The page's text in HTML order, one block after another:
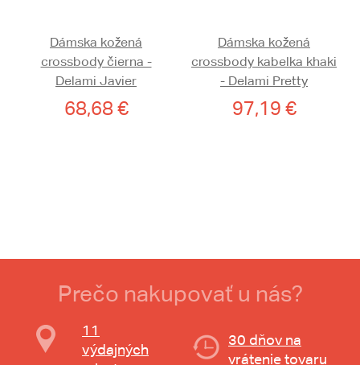
Dámska kožená
crossbody čierna -
Delami Javier
68,68 €
Dámska kožená
crossbody kabelka khaki
- Delami Pretty
97,19 €
Prečo nakupovať u nás?
11
výdajných
30 dňov na
vrátenie tovaru